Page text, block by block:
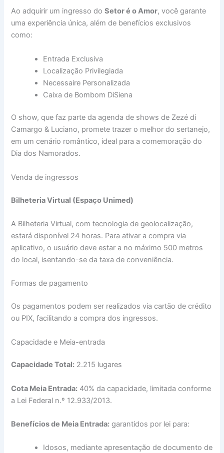
Ao adquirir um ingresso doSetor é o Amor, você garante
uma experiência única, além de benefícios exclusivos
como:
Entrada Exclusiva
Localização Privilegiada
Necessaire Personalizada
Caixa de Bombom DiSiena
O show, que faz parte da agenda de shows de Zezé di
Camargo & Luciano, promete trazer o melhor do sertanejo,
em um cenário romântico, ideal para a comemoração do
Dia dos Namorados.
Venda de ingressos
Bilheteria Virtual (Espaço Unimed)
A Bilheteria Virtual, com tecnologia de geolocalização,
estará disponível 24 horas. Para ativar a compra via
aplicativo, o usuário deve estar a no máximo 500 metros
do local, isentando-se da taxa de conveniência.
Formas de pagamento
Os pagamentos podem ser realizados via cartão de crédito
ou PIX, facilitando a compra dos ingressos.
Capacidade e Meia-entrada
Capacidade Total: 2.215 lugares
Cota Meia Entrada: 40% da capacidade, limitada conforme
a Lei Federal n.º 12.933/2013.
Benefícios de Meia Entrada: garantidos por lei para:
Idosos, mediante apresentação de documento de